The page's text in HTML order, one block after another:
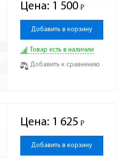
Цена: 1 500 Р
-
Добавить в корзину
Товар есть в наличии
Добавить к сравнению
Цена: 1 625 Р
-
Добавить в корзину